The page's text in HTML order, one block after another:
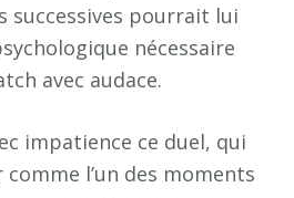
successives pourrait lui
nécessaire
avec audace.
impatience ce duel, qui
l’un des moments